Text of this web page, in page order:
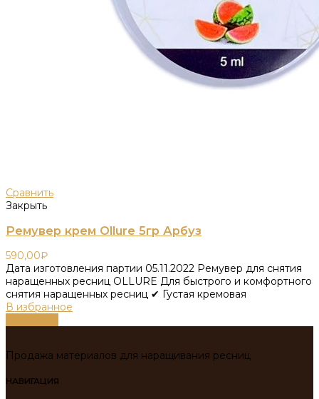
Сравнить
Закрыть
Ремувер крем Ollure 5гр Арбуз
590,00₽
Дата изготовления партии 05.11.2022 Ремувер для снятия
наращенных ресниц OLLURE Для быстрого и комфортного
снятия наращенных ресниц ✔ Густая кремовая
В избранное
Продажа материалов для наращивания ресниц
НАВИГАЦИЯ